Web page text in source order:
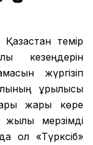
темір
кезеңдерін
жүргізіп
құрылысы
жарық көре
жылы мерзімді
ол «Түрксіб»